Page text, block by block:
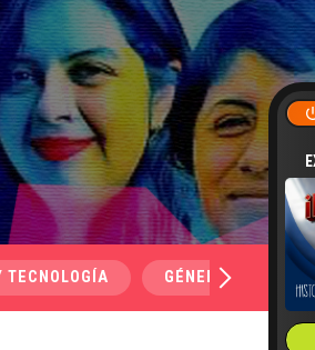
TECNOLOGÍA GÉNERO Y